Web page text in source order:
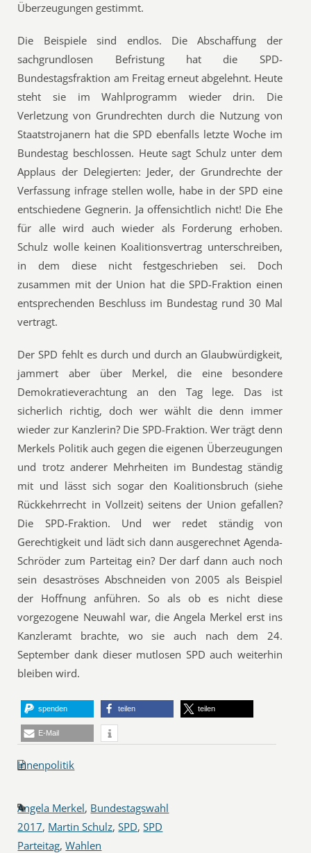
Überzeugungen gestimmt.
Die Beispiele sind endlos. Die Abschaffung der
sachgrundlosen Befristung hat die SPD-
Bundestagsfraktion am Freitag erneut abgelehnt. Heute
steht sie im Wahlprogramm wieder drin. Die
Verletzung von Grundrechten durch die Nutzung von
Staatstrojanern hat die SPD ebenfalls letzte Woche im
Bundestag beschlossen. Heute sagt Schulz unter dem
Applaus der Delegierten: Jeder, der Grundrechte der
Verfassung infrage stellen wolle, habe in der SPD eine
entschiedene Gegnerin. Ja offensichtlich nicht! Die Ehe
für alle wird auch wieder als Forderung erhoben.
Schulz wolle keinen Koalitionsvertrag unterschreiben,
in dem diese nicht festgeschrieben sei. Doch
zusammen mit der Union hat die SPD-Fraktion einen
entsprechenden Beschluss im Bundestag rund 30 Mal
vertragt.
Der SPD fehlt es durch und durch an Glaubwürdigkeit,
jammert aber über Merkel, die eine besondere
Demokratieverachtung an den Tag lege. Das ist
sicherlich richtig, doch wer wählt die denn immer
wieder zur Kanzlerin? Die SPD-Fraktion. Wer trägt denn
Merkels Politik auch gegen die eigenen Überzeugungen
und trotz anderer Mehrheiten im Bundestag ständig
mit und lässt sich sogar den Koalitionsbruch (siehe
Rückkehrrecht in Vollzeit) seitens der Union gefallen?
Die SPD-Fraktion. Und wer redet ständig von
Gerechtigkeit und lädt sich dann ausgerechnet Agenda-
Schröder zum Parteitag ein? Der darf dann auch noch
sein desaströses Abschneiden von 2005 als Beispiel
der Hoffnung anführen. So als ob es nicht diese
vorgezogene Neuwahl war, die Angela Merkel erst ins
Kanzleramt brachte, wo sie auch nach dem 24.
September dank dieser mutlosen SPD auch weiterhin
bleiben wird.
spenden teilen teilen
E-Mail
Innenpolitik
Angela Merkel, Bundestagswahl
2017, Martin Schulz,SPD,SPD
Parteitag,Wahlen